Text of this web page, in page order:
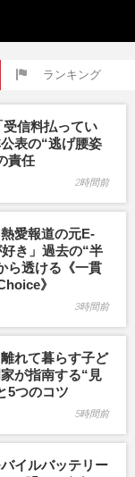
ランキング
信料払ってい
表の“逃げ腰姿
責任
2時間前
愛報道の元E-
き」過去の“半
ら透ける《一貫
》
3時間前
れて暮らす子ど
が指南する“見
5つのコツ
5時間前
イルバッテリー